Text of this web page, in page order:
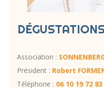
Association :
Président : Robert
Téléphone : 06 10 19 72 83